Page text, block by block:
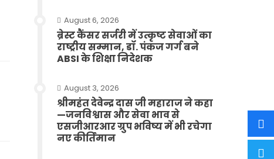
August 6, 2026
ब्रेस्ट कैंसर सर्जरी में उत्कृष्ट सेवाओं का
राष्ट्रीय सम्मान, डॉ. पंकज गर्ग बने
ABSI के शिक्षा निदेशक
August 3, 2026
श्रीमहंत देवेन्द्र दास जी महाराज ने कहा
—जनविश्वास और सेवा भाव से
एसजीआरआर ग्रुप भविष्य में भी रचेगा
नए कीर्तिमान